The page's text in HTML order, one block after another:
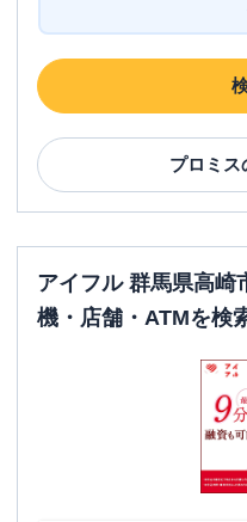
プロミス
アイフル 群馬県高崎
機・店舗・ATMを検